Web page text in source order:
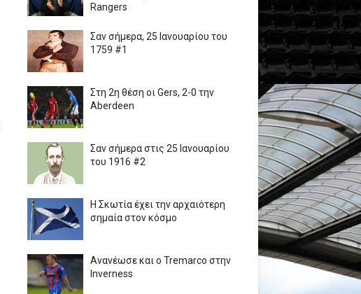
Rangers
Σαν σήμερα, 25 Ιανουαρίου του
1759 #1
Στη 2η θέση οι Gers, 2-0 την
Aberdeen
Σαν σήμερα στις 25 Ιανουαρίου
του 1916 #2
Η Σκωτία έχει την αρχαιότερη
σημαία στον κόσμο
Ανανέωσε και ο Tremarco στην
Inverness